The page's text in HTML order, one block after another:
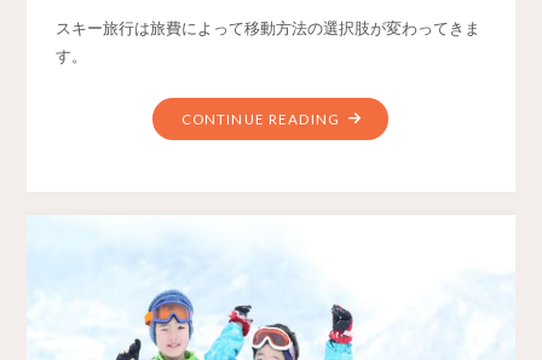
スキー旅行は旅費によって移動方法の選択肢が変わってきま
す。
CONTINUE READING